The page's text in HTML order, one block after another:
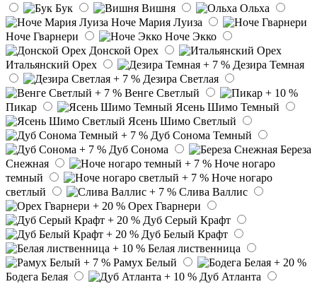
Бук
Вишня
Ольха
Ноче Мария Луиза
Ноче Гварнери
Ноче Экко
Донской Орех
Итальянский Орех
Дезира Темная
Дезира Светлая
Венге Светлый
Пикар
Ясень Шимо Темный
Ясень Шимо Светлый
Дуб Сонома Темный
Дуб Сонома
Береза
Снежная
Ноче ногаро
темный
Ноче ногаро
светлый
Слива Валлис
Орех Гварнери
Дуб Серый Крафт
Дуб Белый Крафт
Белая лиственница
Рамух Белый
Бодега Белая
Дуб Атланта